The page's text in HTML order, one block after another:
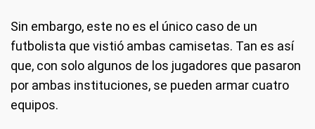
Sin embargo, este no es el único caso de un
futbolista que vistió ambas camisetas. Tan es así
que, con solo algunos de los jugadores que pasaron
por ambas instituciones, se pueden armar cuatro
equipos.